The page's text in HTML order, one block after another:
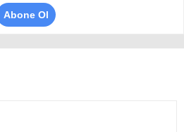
Abone Ol